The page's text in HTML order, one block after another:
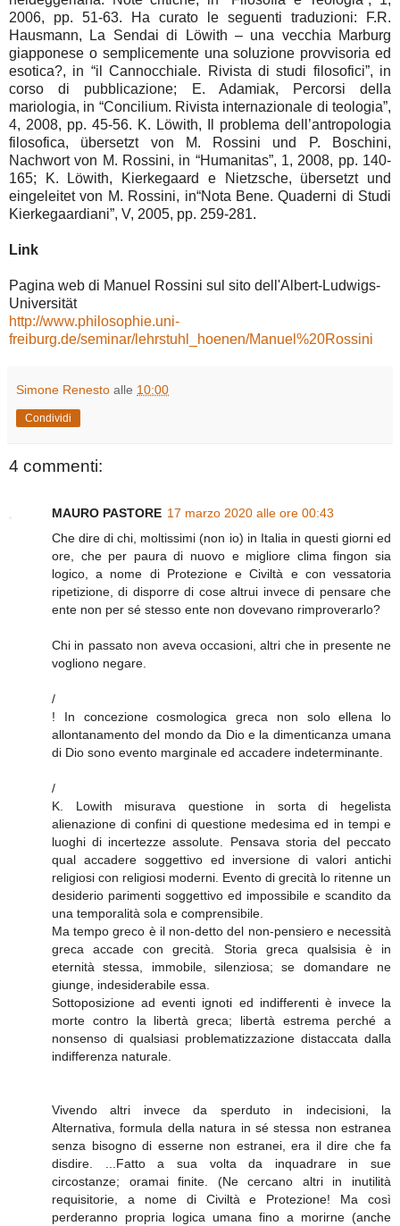
2006, pp. 51-63. Ha curato le seguenti traduzioni: F.R.
Hausmann, La Sendai di Löwith – una vecchia Marburg
giapponese o semplicemente una soluzione provvisoria ed
esotica?, in “il Cannocchiale. Rivista di studi filosofici”, in
corso di pubblicazione; E. Adamiak, Percorsi della
mariologia, in “Concilium. Rivista internazionale di teologia”,
4, 2008, pp. 45-56. K. Löwith, Il problema dell’antropologia
filosofica, übersetzt von M. Rossini und P. Boschini,
Nachwort von M. Rossini, in “Humanitas”, 1, 2008, pp. 140-
165; K. Löwith, Kierkegaard e Nietzsche, übersetzt und
eingeleitet von M. Rossini, in“Nota Bene. Quaderni di Studi
Kierkegaardiani”, V, 2005, pp. 259-281.
Link
Pagina web di Manuel Rossini sul sito dell'Albert-Ludwigs-
Universität
http://www.philosophie.uni-
freiburg.de/seminar/lehrstuhl_hoenen/Manuel%20Rossini
Simone Renesto alle 10:00
Condividi
4 commenti:
MAURO PASTORE 17 marzo 2020 alle ore 00:43
Che dire di chi, moltissimi (non io) in Italia in questi giorni ed
ore, che per paura di nuovo e migliore clima fingon sia
logico, a nome di Protezione e Civiltà e con vessatoria
ripetizione, di disporre di cose altrui invece di pensare che
ente non per sé stesso ente non dovevano rimproverarlo?
Chi in passato non aveva occasioni, altri che in presente ne
vogliono negare.
/
! In concezione cosmologica greca non solo ellena lo
allontanamento del mondo da Dio e la dimenticanza umana
di Dio sono evento marginale ed accadere indeterminante.
/
K. Lowith misurava questione in sorta di hegelista
alienazione di confini di questione medesima ed in tempi e
luoghi di incertezze assolute. Pensava storia del peccato
qual accadere soggettivo ed inversione di valori antichi
religiosi con religiosi moderni. Evento di grecità lo ritenne un
desiderio parimenti soggettivo ed impossibile e scandito da
una temporalità sola e comprensibile.
Ma tempo greco è il non-detto del non-pensiero e necessità
greca accade con grecità. Storia greca qualsisia è in
eternità stessa, immobile, silenziosa; se domandare ne
giunge, indesiderabile essa.
Sottoposizione ad eventi ignoti ed indifferenti è invece la
morte contro la libertà greca; libertà estrema perché a
nonsenso di qualsiasi problematizzazione distaccata dalla
indifferenza naturale.
Vivendo altri invece da sperduto in indecisioni, la
Alternativa, formula della natura in sé stessa non estranea
senza bisogno di esserne non estranei, era il dire che fa
disdire. ...Fatto a sua volta da inquadrare in sue
circostanze; oramai finite. (Ne cercano altri in inutilità
requisitorie, a nome di Civiltà e Protezione! Ma così
perderanno propria logica umana fino a morirne (anche